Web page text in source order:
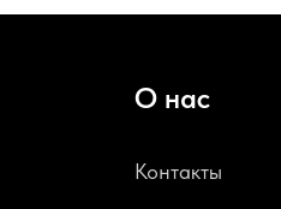
Контакты
О нас